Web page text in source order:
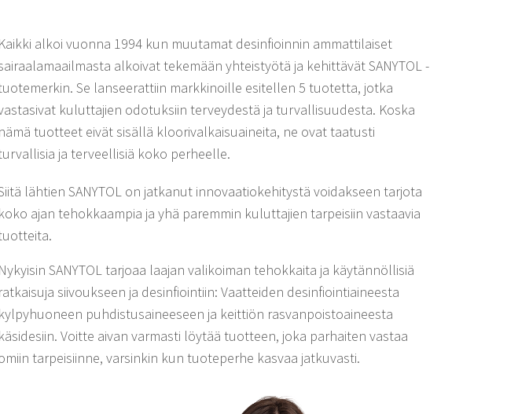
Kaikki alkoi vuonna 1994 kun muutamat desinfioinnin ammattilaiset
alkoivat tekemään yhteistyötä ja kehittävät SANYTOL -
Se lanseerattiin markkinoille esitellen 5 tuotetta, jotka
kuluttajien odotuksiin terveydestä ja turvallisuudesta. Koska
nämä tuotteet eivät sisällä kloorivalkaisuaineita, ne ovat taatusti
ja terveellisiä koko perheelle.
lähtien SANYTOL on jatkanut innovaatiokehitystä voidakseen tarjota
koko ajan tehokkaampia ja yhä paremmin kuluttajien tarpeisiin vastaavia
Nykyisin SANYTOL tarjoaa laajan valikoiman tehokkaita ja käytännöllisiä
ratkaisuja siivoukseen ja desinfiointiin: Vaatteiden desinfiointiaineesta
kylpyhuoneen puhdistusaineeseen ja keittiön rasvanpoistoaineesta
käsidesiin. Voitte aivan varmasti löytää tuotteen, joka parhaiten vastaa
tarpeisiinne, varsinkin kun tuoteperhe kasvaa jatkuvasti.